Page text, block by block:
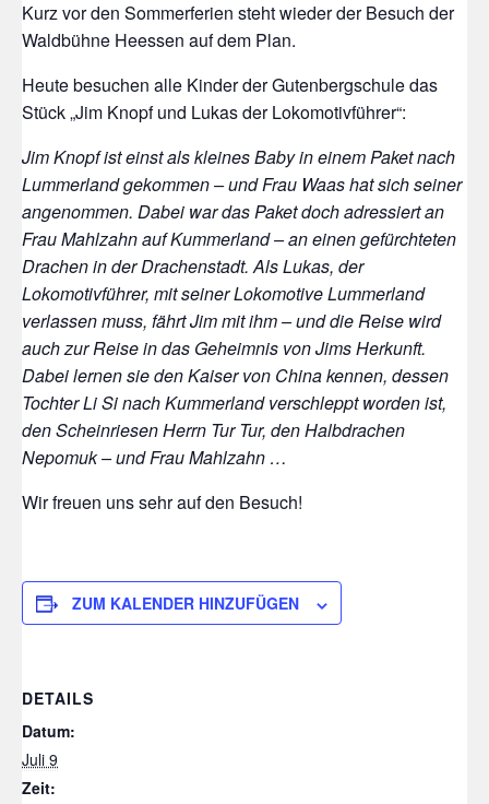
Kurz vor den Sommerferien steht wieder der Besuch der
Waldbühne Heessen auf dem Plan.
Heute besuchen alle Kinder der Gutenbergschule das
Stück „Jim Knopf und Lukas der Lokomotivführer“:
Jim Knopf ist einst als kleines Baby in einem Paket nach
Lummerland gekommen – und Frau Waas hat sich seiner
angenommen. Dabei war das Paket doch adressiert an
Frau Mahlzahn auf Kummerland – an einen gefürchteten
Drachen in der Drachenstadt. Als Lukas, der
Lokomotivführer, mit seiner Lokomotive Lummerland
verlassen muss, fährt Jim mit ihm – und die Reise wird
auch zur Reise in das Geheimnis von Jims Herkunft.
Dabei lernen sie den Kaiser von China kennen, dessen
Tochter Li Si nach Kummerland verschleppt worden ist,
den Scheinriesen Herrn Tur Tur, den Halbdrachen
Nepomuk – und Frau Mahlzahn …
Wir freuen uns sehr auf den Besuch!
ZUM KALENDER HINZUFÜGEN
DETAILS
Datum:
Juli 9
Zeit: